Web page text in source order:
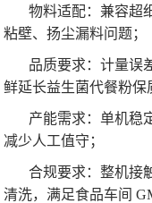
物料适配：兼容超
粘壁、扬尘漏料问题；
品质要求：计量误
鲜延长益生菌代餐粉保
产能需求：单机稳
减少人工值守；
合规要求：整机接
清洗，满足食品车间